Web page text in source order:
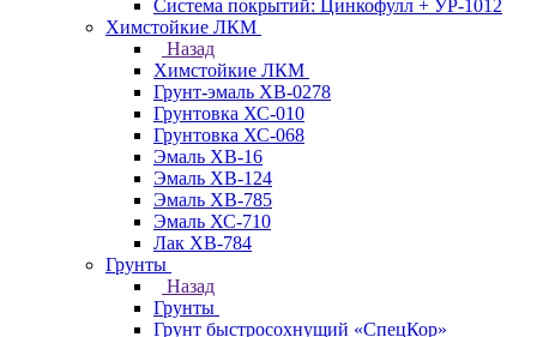
Система покрытий: Цинкофулл + УР-1012
Химстойкие ЛКМ
Назад
Химстойкие ЛКМ
Грунт-эмаль ХВ-0278
Грунтовка ХС-010
Грунтовка ХС-068
Эмаль ХВ-16
Эмаль ХВ-124
Эмаль ХВ-785
Эмаль ХС-710
Лак ХВ-784
Грунты
Назад
Грунты
Грунт быстросохнущий «СпецКор»